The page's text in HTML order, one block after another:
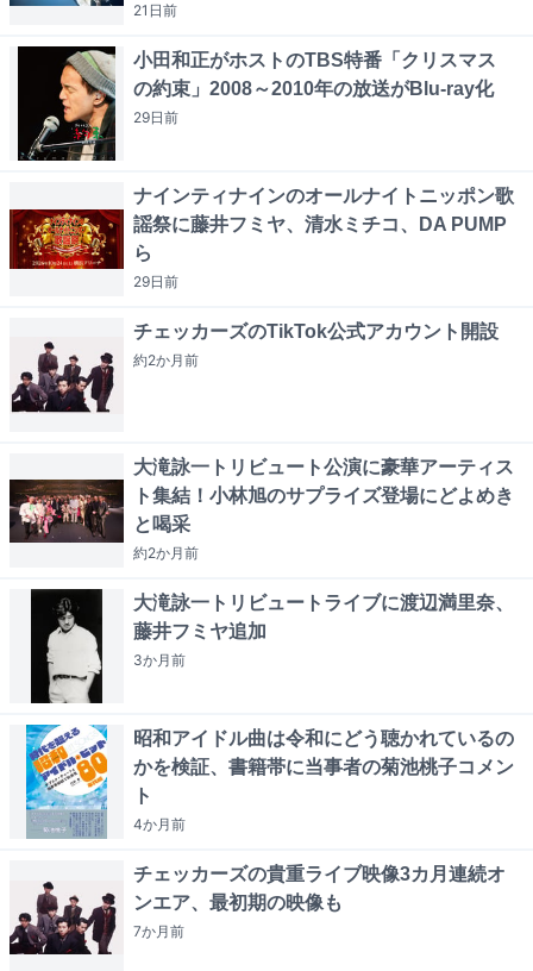
21日前
小田和正がホストのTBS特番「クリスマス
の約束」2008～2010年の放送がBlu-ray化
29日前
ナインティナインのオールナイトニッポン歌
謡祭に藤井フミヤ、清水ミチコ、DA PUMP
ら
29日前
チェッカーズのTikTok公式アカウント開設
約2か月前
大滝詠一トリビュート公演に豪華アーティス
ト集結！小林旭のサプライズ登場にどよめき
と喝采
約2か月前
大滝詠一トリビュートライブに渡辺満里奈、
藤井フミヤ追加
3か月前
昭和アイドル曲は令和にどう聴かれているの
かを検証、書籍帯に当事者の菊池桃子コメン
ト
4か月前
チェッカーズの貴重ライブ映像3カ月連続オ
ンエア、最初期の映像も
7か月前